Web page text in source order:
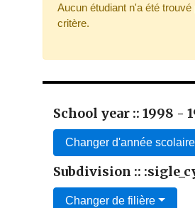
Aucun étudiant n'a été trouvé
critère.
School year :: 1998 -
Changer d'année scolaire
Subdivision ::
Changer de filière